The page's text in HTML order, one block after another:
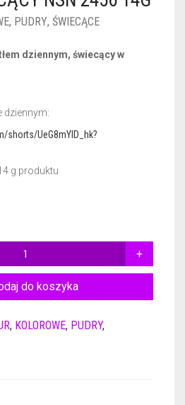
, PUDRY, ŚWIECĄCE
dziennym, świecący w
dziennym:
shorts/UeG8mYlD_hk?
g produktu
do koszyka
, KOLOROWE, PUDRY,